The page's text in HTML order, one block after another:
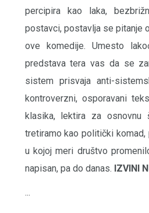
percipira kao laka,
postavci, postavlja se pitanje
ove komedije. Umesto
predstava tera vas da se
sistem prisvaja anti-
kontroverzni, osporavani
klasika, lektira za osnovnu
tretiramo kao politički
u kojoj meri društvo
napisan, pa do danas. IZVINI
...